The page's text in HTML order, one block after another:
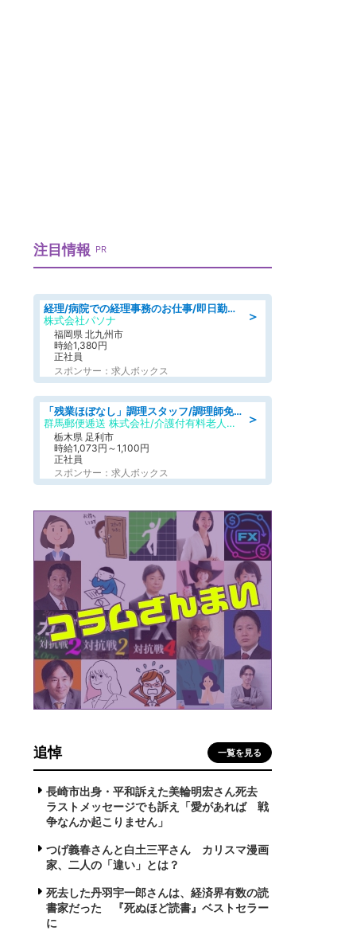
注目情報 PR
＞
経理/病院での経理事務のお仕事/即日勤務可/車通勤可/経理/一般事務
株式会社パソナ
福岡県 北九州市
時給1,380円
正社員
スポンサー：求人ボックス
＞
「残業ほぼなし」調理スタッフ/調理師免許必須/正職員/日勤のみ/介護付き有料老人ホーム/社会保障完備
群馬郵便逓送 株式会社/介護付有料老人ホーム ふる里
栃木県 足利市
時給1,073円～1,100円
正社員
スポンサー：求人ボックス
追悼 一覧を見る
長崎市出身・平和訴えた美輪明宏さん死去
ラストメッセージでも訴え「愛があれば 戦
争なんか起こりません」
つげ義春さんと白土三平さん カリスマ漫画
家、二人の「違い」とは？
死去した丹羽宇一郎さんは、経済界有数の読
書家だった 『死ぬほど読書』ベストセラー
に